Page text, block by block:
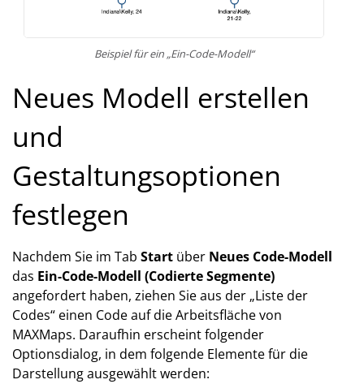
Beispiel für ein „Ein-Code-Modell“
Neues Modell erstellen
und
Gestaltungsoptionen
festlegen
Nachdem Sie im Tab Start über Neues Code-Modell
das Ein-Code-Modell (Codierte Segmente)
angefordert haben, ziehen Sie aus der „Liste der
Codes“ einen Code auf die Arbeitsfläche von
MAXMaps. Daraufhin erscheint folgender
Optionsdialog, in dem folgende Elemente für die
Darstellung ausgewählt werden: